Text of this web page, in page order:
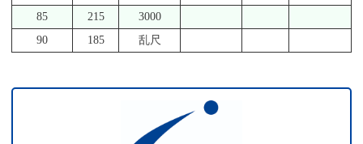
85
215
3000
90
185 乱尺